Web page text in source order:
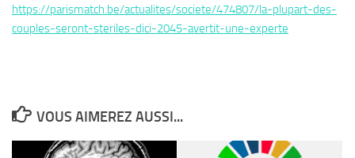
https://parismatch.be/actualites/societe/474807/la-plupart-des-
couples-seront-steriles-dici-2045-avertit-une-experte
VOUS AIMEREZ AUSSI...